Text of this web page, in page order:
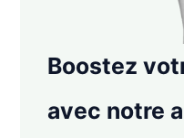
Boostez
avec notre